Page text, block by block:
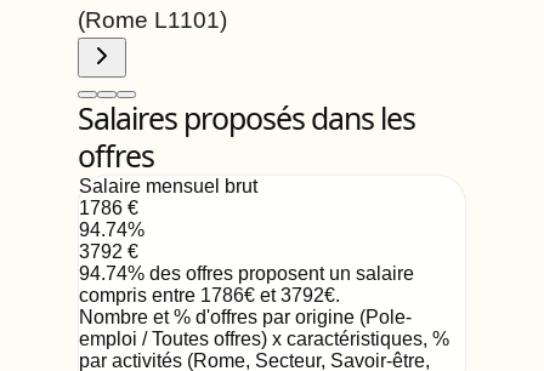
(Rome L1101)
Salaires proposés dans les
offres
Salaire mensuel brut
1786 €
94.74%
3792 €
94.74% des offres proposent un salaire
compris entre 1786€ et3792€.
Nombre et % d'offres par origine (Pole-
emploi / Toutes offres) x caractéristiques, %
par activités (Rome, Secteur, Savoir-être,